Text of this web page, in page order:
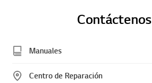
Contáctenos
Manuales
Centro de Reparación